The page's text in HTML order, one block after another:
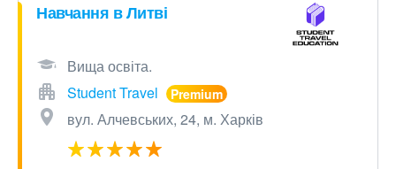
Навчання в Литві
Вища освіта.
Student Travel
вул. Алчевських, 24, м. Харків